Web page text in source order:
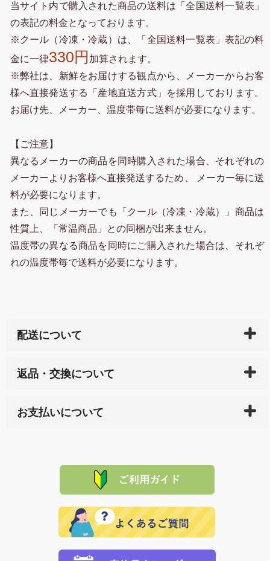
当サイト内で購入された商品の送料は「全国送料一覧表」
の表記の料金となっております。
※クール（冷凍・冷蔵）は、「全国送料一覧表」表記の料
金に一律330円 加算されます。
※弊社は、新鮮をお届けする観点から、メーカーからお客
様へ直接発送する「産地直送方式」を採用しております。
お届け先、メーカー、温度帯毎に送料が必要になります。
【ご注意】
異なるメーカーの商品を同時購入された場合、それぞれの
メーカーよりお客様へ直接発送するため、 メーカー毎に送
料が必要になります。
また、同じメーカーでも「クール（冷凍・冷蔵）」商品は
性質上、「常温商品」との同梱が出来ません。
温度帯の異なる商品を同時にご購入された場合は、それぞ
れの温度帯毎で送料が必要になります。
配送について
天ペイ」の方はご注文受付後）、 長崎県下全域に点在
サイト内で購入された商品の送料は、こちらの
全国送
れの生産メーカーからお客様の元へ直送いたしますの
で、 それぞれ個別に送料が必要になります。
返品・交換について
または配送途中の 事故などで不都合が生じている場合
品代金を返金いたします。）
その際は誠に申し訳ありませんが、当協会までご注文
願いいたします。
お支払いについて
た場合、お客様からの ご入金を確認した後で、商品を
※「クレジットカード」「PayPay」「楽天ペイ」を指
定された場合は、準備出来次第の便にてお送りいたし
ます。 （到着日指定をされている場合は、ご指定の日
程に合わせてお届けいたします。）